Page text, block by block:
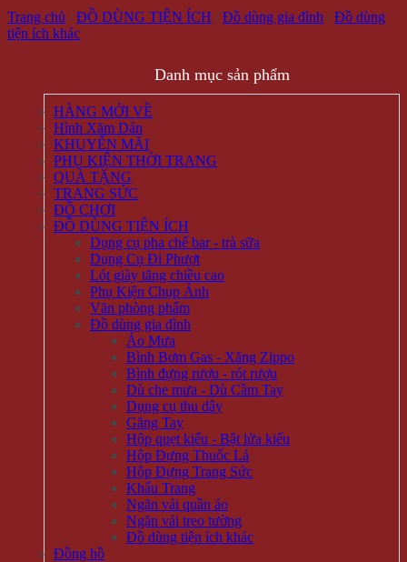
Trang chủ / ĐỒ DÙNG TIỆN ÍCH / Đồ dùng gia đình / Đồ dùng
tiện ích khác
Danh mục sản phẩm
HÀNG MỚI VỀ
Hình Xăm Dán
KHUYẾN MÃI
PHỤ KIỆN THỜI TRANG
QUÀ TẶNG
TRANG SỨC
ĐỒ CHƠI
ĐỒ DÙNG TIỆN ÍCH
Dụng cụ pha chế bar - trà sữa
Dụng Cụ Đi Phượt
Lót giày tăng chiều cao
Phụ Kiện Chụp Ảnh
Văn phòng phẩm
Đồ dùng gia đình
Áo Mưa
Bình Bơm Gas - Xăng Zippo
Bình đựng rượu - rót rượu
Dù che mưa - Dù Cầm Tay
Dụng cụ thu dây
Găng Tay
Hộp quẹt kiểu - Bật lửa kiểu
Hộp Đựng Thuốc Lá
Hộp Đựng Trang Sức
Khẩu Trang
Ngăn vải quần áo
Ngăn vải treo tường
Đồ dùng tiện ích khác
Đồng hồ